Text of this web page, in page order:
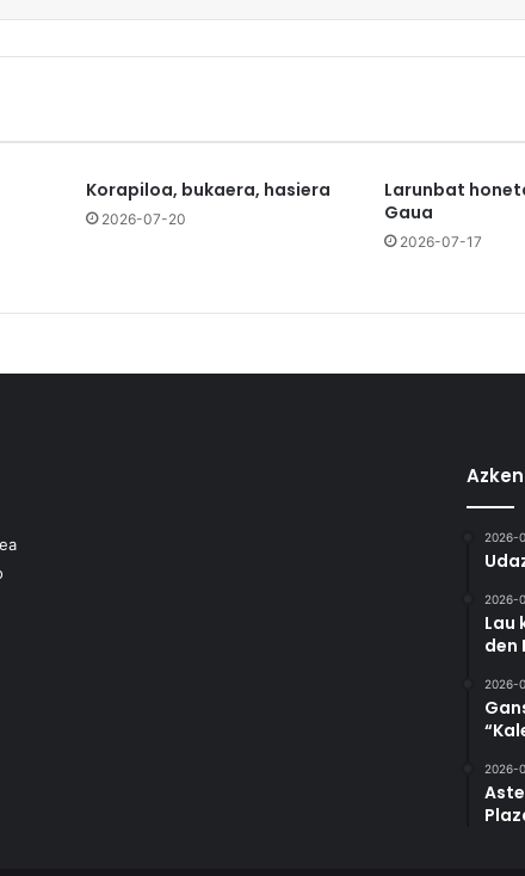
Korapiloa, bukaera, hasiera
2026-07-20
Larunbat
Gaua
2026-07-17
2026-
2026-
Lau
den
2026-
2026-